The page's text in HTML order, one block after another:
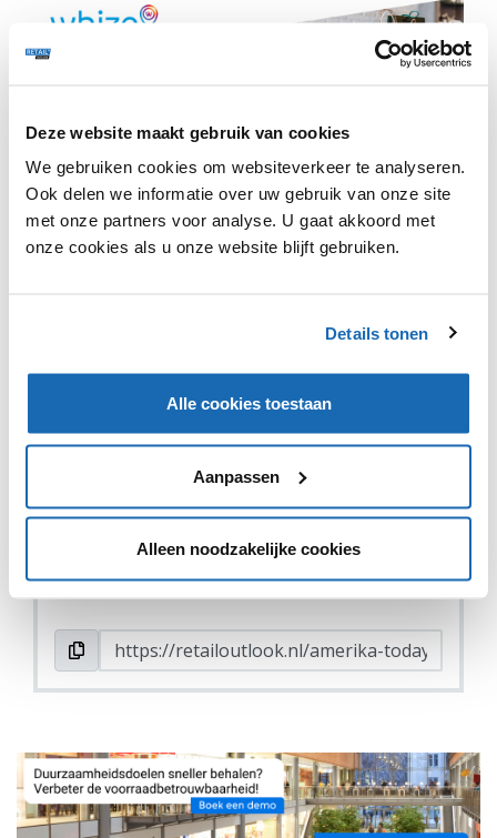
Deze website maakt gebruik van cookies
We gebruiken cookies om websiteverkeer te analyseren.
Ook delen we informatie over uw gebruik van onze site
met onze partners voor analyse. U gaat akkoord met
onze cookies als u onze website blijft gebruiken.
Details tonen
Alle cookies toestaan
Aanpassen
Alleen noodzakelijke cookies
America Today zal in de tweede helft van dit jaar
beginnen met de implementatie van RFID-technologie.
Tijdens een eerdere pilot (in drie winkels) zag de
retailer zag zijn voorraadnauwkeurigheid stijgen van
75% naar 98%. De technologie zal in alle 69 winkels
waardoor omnichannelconcepten zoals click & collect en